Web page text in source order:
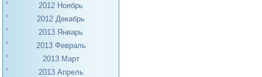
2012 Ноябрь
2012 Декабрь
2013 Январь
2013 Февраль
2013 Март
2013 Апрель